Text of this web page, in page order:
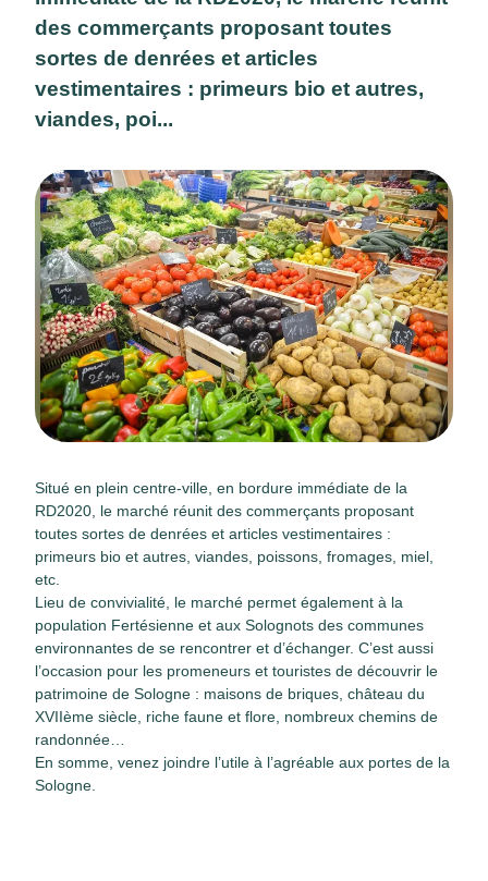
des commerçants proposant toutes
sortes de denrées et articles
vestimentaires : primeurs bio et autres,
viandes, poi...
Situé en plein centre-ville, en bordure immédiate de la
RD2020, le marché réunit des commerçants proposant
toutes sortes de denrées et articles vestimentaires :
primeurs bio et autres, viandes, poissons, fromages, miel,
etc.
Lieu de convivialité, le marché permet également à la
population Fertésienne et aux Solognots des communes
environnantes de se rencontrer et d’échanger. C’est aussi
l’occasion pour les promeneurs et touristes de découvrir le
patrimoine de Sologne : maisons de briques, château du
XVIIème siècle, riche faune et flore, nombreux chemins de
randonnée…
En somme, venez joindre l’utile à l’agréable aux portes de la
Sologne.